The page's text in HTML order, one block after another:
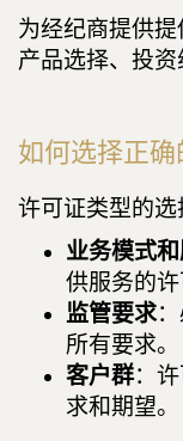
为经纪商提供
产品选择、投资
如何选择正确
许可证类型的选
业务模式
供服务的许
监管要求
所有要求。
客户群：
求和期望。